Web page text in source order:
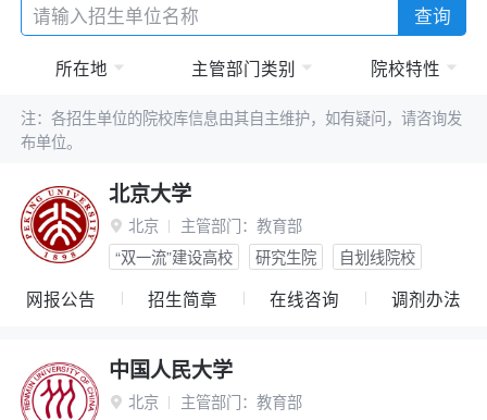
查询
所在地 主管部门类别 院校特性
注：各招生单位的院校库信息由其自主维护，如有疑问，请咨询发
布单位。
北京大学
 北京 主管部门： 教育部
“双一流”建设高校
研究生院 自划线院校
网报公告 招生简章 在线咨询 调剂办法
中国人民大学
 北京 主管部门： 教育部